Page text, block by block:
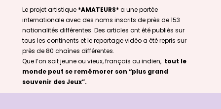
Le projet artistique *AMATEURS*a une portée
internationale avec des noms inscrits de près de 153
nationalités différentes. Des articles ont été publiés sur
tous les continents et le reportage vidéo a été repris sur
près de 80 chaînes différentes.
Que l’on soit jeune ou vieux, français ou indien, tout le
monde peut se remémorer son “plus grand
souvenir des Jeux”.